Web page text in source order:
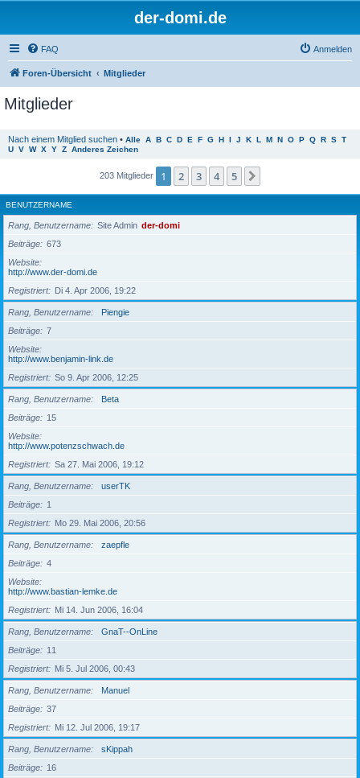
der-domi.de
FAQ Anmelden
Foren-Übersicht Mitglieder
Mitglieder
Nach einem Mitglied suchen • Alle A B C D E F G H I J K L M N O P Q R S T
U V W X Y Z Anderes Zeichen
203 Mitglieder 1 2 3 4 5
BENUTZERNAME
Rang, Benutzername Site Admin der-domi
Beiträge
673
Website
http://www.der-domi.de
Registriert
Di 4. Apr 2006, 19:22
Rang, Benutzername
Piengie
Beiträge
7
Website
http://www.benjamin-link.de
Registriert
So 9. Apr 2006, 12:25
Rang, Benutzername
Beta
Beiträge
15
Website
http://www.potenzschwach.de
Registriert
Sa 27. Mai 2006, 19:12
Rang, Benutzername
userTK
Beiträge
1
Registriert
Mo 29. Mai 2006, 20:56
Rang, Benutzername
zaepfle
Beiträge
4
Website
http://www.bastian-lemke.de
Registriert
Mi 14. Jun 2006, 16:04
Rang, Benutzername
GnaT--OnLine
Beiträge
11
Registriert
Mi 5. Jul 2006, 00:43
Rang, Benutzername
Manuel
Beiträge
37
Registriert
Mi 12. Jul 2006, 19:17
Rang, Benutzername
sKippah
Beiträge
16